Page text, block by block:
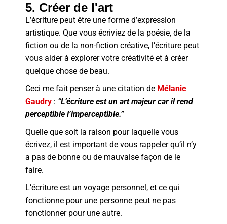
5. Créer de l'art
L’écriture peut être une forme d’expression
artistique. Que vous écriviez de la poésie, de la
fiction ou de la non-fiction créative, l’écriture peut
vous aider à explorer votre créativité et à créer
quelque chose de beau.
Ceci me fait penser à une citation de Mélanie
Gaudry : “L’écriture est un art majeur car il rend
perceptible l’imperceptible.”
Quelle que soit la raison pour laquelle vous
écrivez, il est important de vous rappeler qu’il n’y
a pas de bonne ou de mauvaise façon de le
faire.
L’écriture est un voyage personnel, et ce qui
fonctionne pour une personne peut ne pas
fonctionner pour une autre.